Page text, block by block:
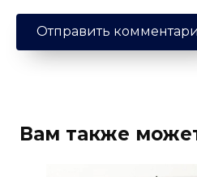
Вам также